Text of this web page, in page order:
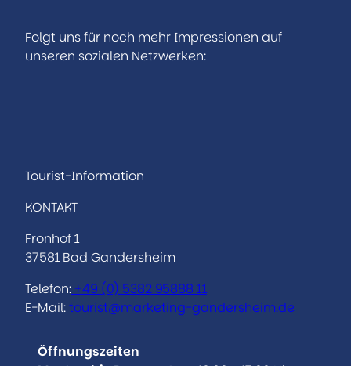
Folgt uns für noch mehr Impressionen auf
unseren sozialen Netzwerken:
a
r
a
m
b
o
k
Tourist-Information
KONTAKT
Fronhof 1
37581 Bad Gandersheim
Telefon: +49 (0) 5382 95888 11
E-Mail:tourist@marketing-gandersheim.de
Öffnungszeiten